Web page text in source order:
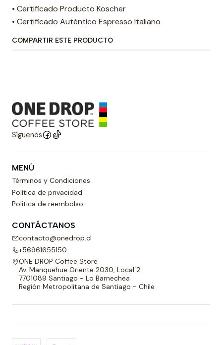
• Certificado Producto Koscher
• Certificado Auténtico Espresso Italiano
COMPARTIR ESTE PRODUCTO
Síguenos
MENÚ
Términos y Condiciones
Política de privacidad
Politica de reembolso
CONTÁCTANOS
contacto@onedrop.cl
+56961655150
ONE DROP Coffee Store
Av. Manquehue Oriente 2030, Local 2
7701089 Santiago - Lo Barnechea
Región Metropolitana de Santiago - Chile